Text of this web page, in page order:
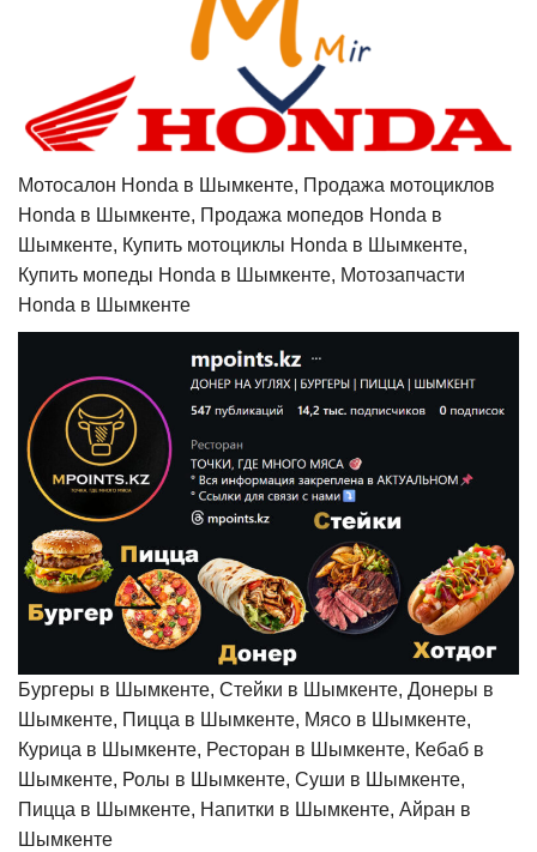
Мотосалон Honda в Шымкенте, Продажа мотоциклов
Honda в Шымкенте, Продажа мопедов Honda в
Шымкенте, Купить мотоциклы Honda в Шымкенте,
Купить мопеды Honda в Шымкенте, Мотозапчасти
Honda в Шымкенте
Бургеры в Шымкенте, Стейки в Шымкенте, Донеры в
Шымкенте, Пицца в Шымкенте, Мясо в Шымкенте,
Курица в Шымкенте, Ресторан в Шымкенте, Кебаб в
Шымкенте, Ролы в Шымкенте, Суши в Шымкенте,
Пицца в Шымкенте, Напитки в Шымкенте, Айран в
Шымкенте